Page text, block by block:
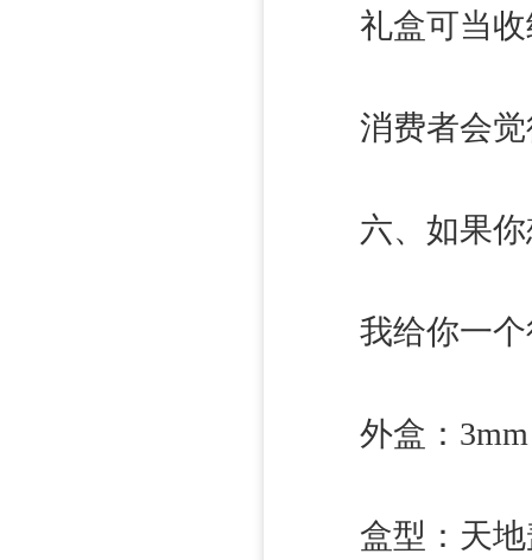
礼盒可当收
消费者会觉
六、如果你
我给你一个行
外盒：3mm
盒型：天地